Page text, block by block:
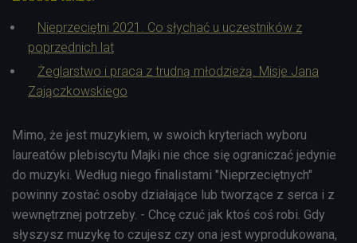
Nieprzeciętni 2021. Co słychać u uczestników z
poprzednich lat
Żeglarstwo i praca z trudną młodzieżą. Misje Jana
Zajączkowskiego
Mimo, że jest muzykiem, w swoich kryteriach wyboru
laureatów plebiscytu Majki nie chce się ograniczać jedynie
do muzyki. Według niego finalistami "Nieprzeciętnych"
powinny zostać osoby działające lub tworzące z serca i z
wewnętrznej potrzeby. - Chcę czuć jak ktoś coś robi. Gdy
słyszysz muzykę to czujesz czy ona jest wyprodukowana,